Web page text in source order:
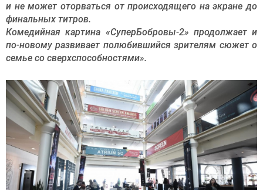
и не может оторваться от происходящего на экране до
финальных титров.
Комедийная картина «СуперБобровы-2» продолжает и
по-новому развивает полюбившийся зрителям сюжет о
семье со сверхспособностями».